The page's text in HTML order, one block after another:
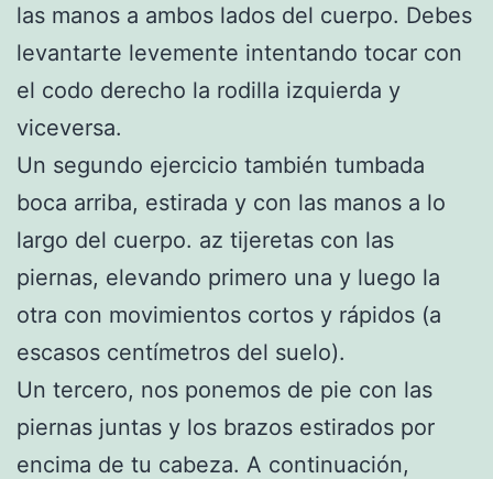
las manos a ambos lados del cuerpo. Debes
levantarte levemente intentando tocar con
el codo derecho la rodilla izquierda y
viceversa.
Un segundo ejercicio también tumbada
boca arriba, estirada y con las manos a lo
largo del cuerpo. az tijeretas con las
piernas, elevando primero una y luego la
otra con movimientos cortos y rápidos (a
escasos centímetros del suelo).
Un tercero, nos ponemos de pie con las
piernas juntas y los brazos estirados por
encima de tu cabeza. A continuación,